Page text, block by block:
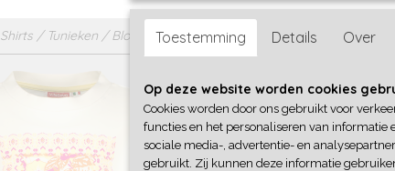
Shirts / Tunieken / Blouses>Vingino
Vingino
€ 24,99 (inclusief btw
✓Op voorraad
Toestemming Details Over
Op deze website worden cookies
Cookies worden door ons gebruikt voor
functies en het personaliseren van informatie
sociale media-, advertentie- en
gebruikt. Zij kunnen deze informatie